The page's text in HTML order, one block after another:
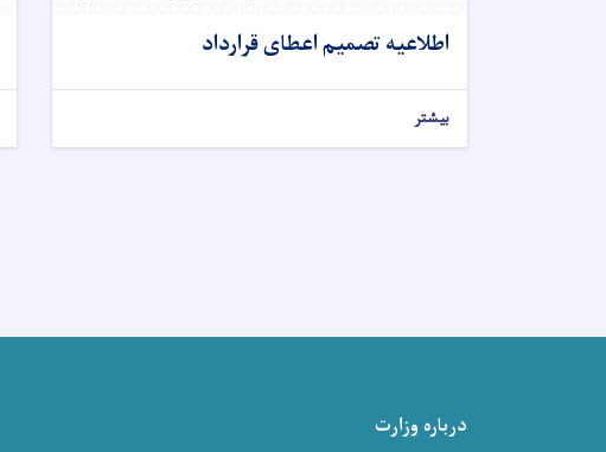
اطلاعیه تصمیم اعطای قرارداد
بیشتر
درباره وزارت